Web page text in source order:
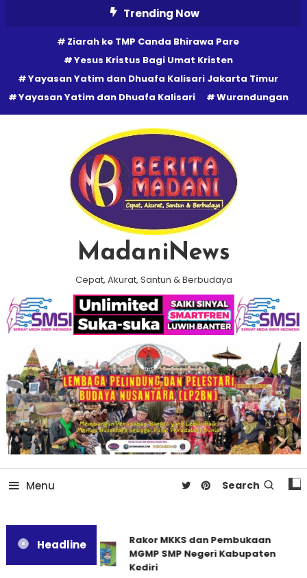
Trending Now
Ziarah ke TMP Canda Bhirawa Pare
Yesus Kristus Bagi Umat Kristen
Yayasan Yatim dan Dhuafa Kalisari Jakarta Timur
Yayasan Yatim dan Dhuafa Kalisari
Wurandungan
MadaniNews
Cepat, Akurat, Santun & Berbudaya
Menu Search
Headline
Rakor MKKS dan Pembukaan
MGMP SMP Negeri Kabupaten
Kediri